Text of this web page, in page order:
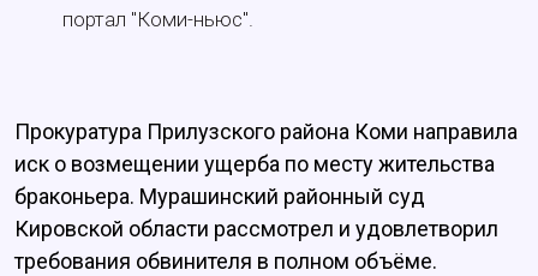
портал "Коми-ньюс".
Прокуратура Прилузского района Коми направила
иск о возмещении ущерба по месту жительства
браконьера. Мурашинский районный суд
Кировской области рассмотрел и удовлетворил
требования обвинителя в полном объёме.